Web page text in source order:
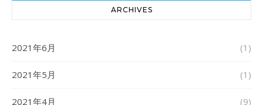
ARCHIVES
2021年6月 (1)
2021年5月 (1)
2021年4月 (9)